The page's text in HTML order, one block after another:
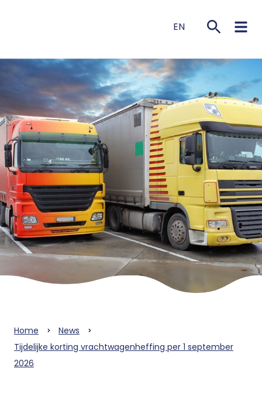
EN
Home
News
Tijdelijke korting vrachtwagenheffing per 1 september
2026